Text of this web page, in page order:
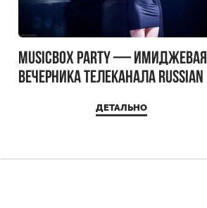
MUSICBOX PARTY — имиджевая
вечерника телеканала RUSSIAN
ДЕТАЛЬНО